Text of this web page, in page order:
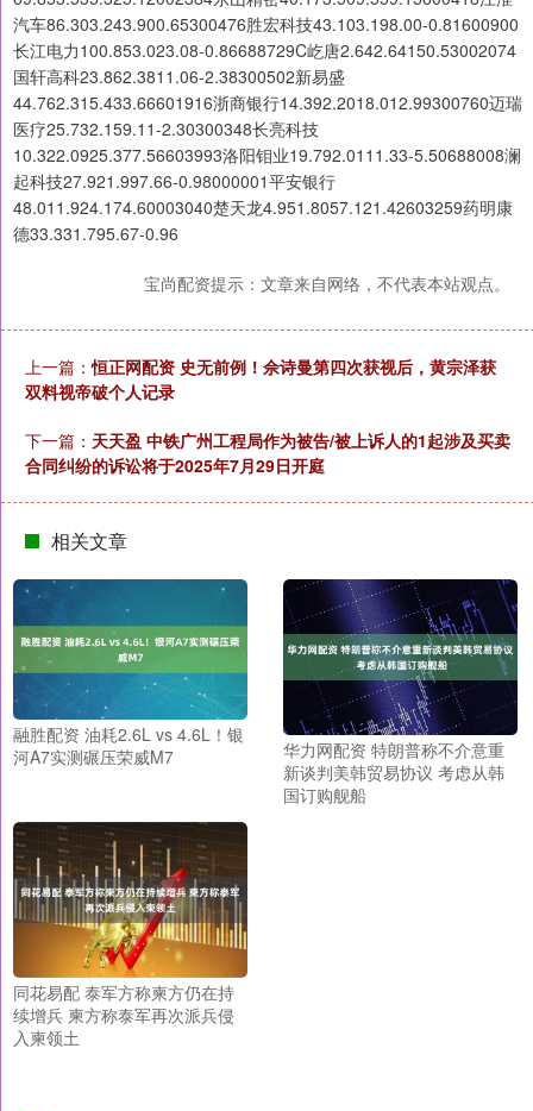
汽车86.303.243.900.65300476胜宏科技43.103.198.00-0.81600900
长江电力100.853.023.08-0.86688729C屹唐2.642.64150.53002074
国轩高科23.862.3811.06-2.38300502新易盛
44.762.315.433.66601916浙商银行14.392.2018.012.99300760迈瑞
医疗25.732.159.11-2.30300348长亮科技
10.322.0925.377.56603993洛阳钼业19.792.0111.33-5.50688008澜
起科技27.921.997.66-0.98000001平安银行
48.011.924.174.60003040楚天龙4.951.8057.121.42603259药明康
德33.331.795.67-0.96
宝尚配资提示：文章来自网络，不代表本站观点。
上一篇：恒正网配资 史无前例！佘诗曼第四次获视后，黄宗泽获
双料视帝破个人记录
下一篇： 天天盈 中铁广州工程局作为被告/被上诉人的1起涉及买卖
合同纠纷的诉讼将于2025年7月29日开庭
相关文章
融胜配资 油耗2.6L vs 4.6L！银
河A7实测碾压荣威M7
华力网配资 特朗普称不介意重
新谈判美韩贸易协议 考虑从韩
国订购舰船
同花易配 泰军方称柬方仍在持
续增兵 柬方称泰军再次派兵侵
入柬领土